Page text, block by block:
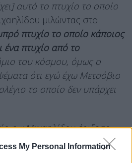
My Personal Information
αυτό το πτυχίο το οποίο
μιλώντας στο
πτυχίο το οποίο κάποιος
ένα πτυχίο από το
του κόσμου, όμως ο
ότι εγώ έχω Μετσόβιο
το οποίο δεν υπάρχει
η κ.Μιχαηλίδου έριξε το
εγώ σαν Δόμνα, που έχω